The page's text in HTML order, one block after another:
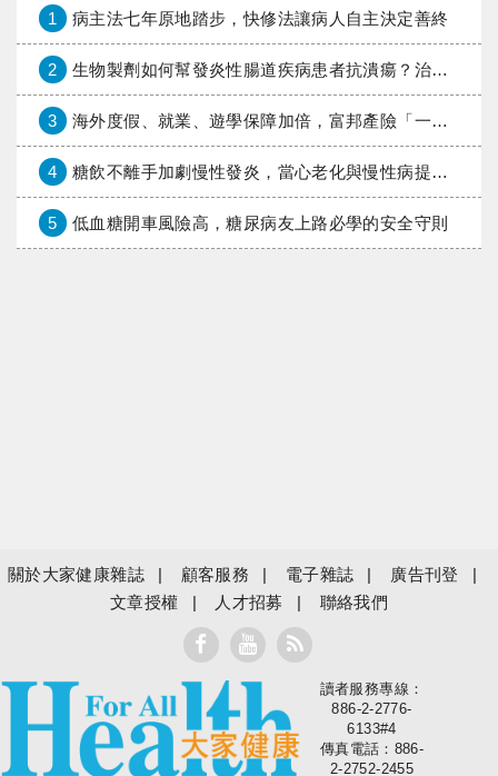
1 病主法七年原地踏步，快修法讓病人自主決定善終
2 生物製劑如何幫發炎性腸道疾病患者抗潰瘍？治療進展與健保給付困境一次看
3 海外度假、就業、遊學保障加倍，富邦產險「一期逐夢」專案加碼遠距醫療與緊急救援
4 糖飲不離手加劇慢性發炎，當心老化與慢性病提早報到
5 低血糖開車風險高，糖尿病友上路必學的安全守則
關於大家健康雜誌 顧客服務 電子雜誌
廣告刊登
文章授權
人才招募 聯絡我們
大家健康
讀者服務專線：
886-2-2776-
6133#4
傳真電話：886-
2-2752-2455